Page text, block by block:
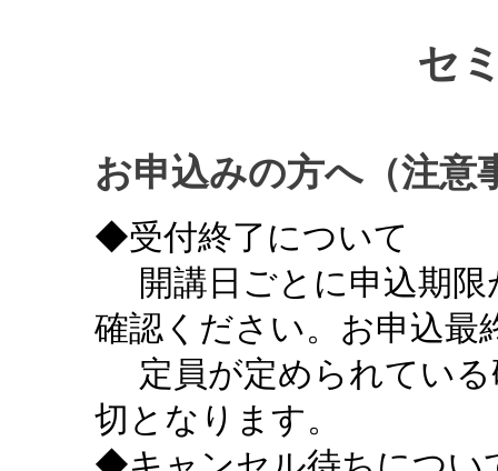
セ
お申込みの方へ（注意
◆受付終了について
開講日ごとに申込期限
確認ください。お申込最
定員が定められている
切となります。